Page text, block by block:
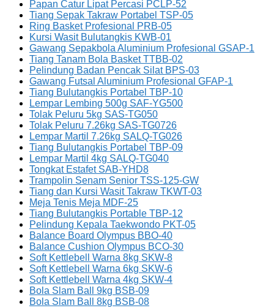
Papan Catur Lipat Percasi PCLP-52
Tiang Sepak Takraw Portabel TSP-05
Ring Basket Profesional PRB-05
Kursi Wasit Bulutangkis KWB-01
Gawang Sepakbola Aluminium Profesional GSAP-1
Tiang Tanam Bola Basket TTBB-02
Pelindung Badan Pencak Silat BPS-03
Gawang Futsal Aluminium Profesional GFAP-1
Tiang Bulutangkis Portabel TBP-10
Lempar Lembing 500g SAF-YG500
Tolak Peluru 5kg SAS-TG050
Tolak Peluru 7.26kg SAS-TG0726
Lempar Martil 7.26kg SALQ-TG026
Tiang Bulutangkis Portabel TBP-09
Lempar Martil 4kg SALQ-TG040
Tongkat Estafet SAB-YHD8
Trampolin Senam Senior TSS-125-GW
Tiang dan Kursi Wasit Takraw TKWT-03
Meja Tenis Meja MDF-25
Tiang Bulutangkis Portable TBP-12
Pelindung Kepala Taekwondo PKT-05
Balance Board Olympus BBO-40
Balance Cushion Olympus BCO-30
Soft Kettlebell Warna 8kg SKW-8
Soft Kettlebell Warna 6kg SKW-6
Soft Kettlebell Warna 4kg SKW-4
Bola Slam Ball 9kg BSB-09
Bola Slam Ball 8kg BSB-08